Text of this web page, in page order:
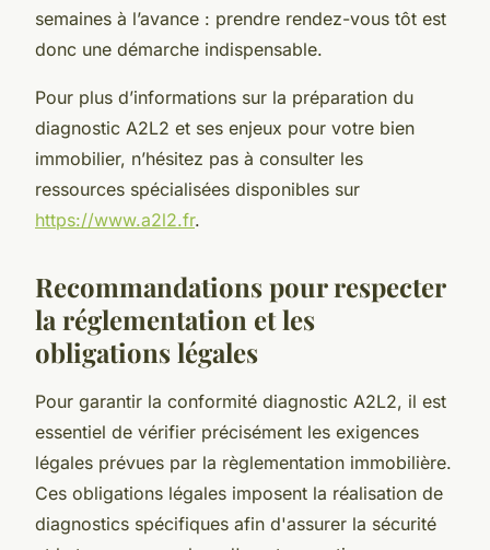
semaines à l’avance : prendre rendez-vous tôt est
donc une démarche indispensable.
Pour plus d’informations sur la préparation du
diagnostic A2L2 et ses enjeux pour votre bien
immobilier, n’hésitez pas à consulter les
ressources spécialisées disponibles sur
https://www.a2l2.fr.
Recommandations pour respecter
la réglementation et les
obligations légales
Pour garantir la conformité diagnostic A2L2, il est
essentiel de vérifier précisément les exigences
légales prévues par la règlementation immobilière.
Ces obligations légales imposent la réalisation de
diagnostics spécifiques afin d'assurer la sécurité